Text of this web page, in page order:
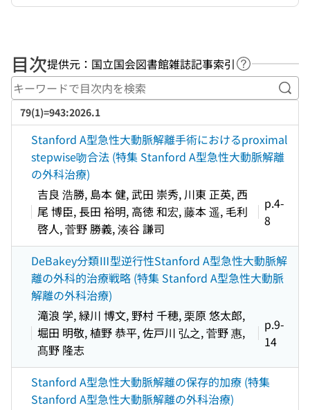
目次提供元：国立国会図書館雑誌記事索引 ヘルプペー
キ
79(1)=943:2026.1
Stanford A型急性大動脈解離手術におけるproximal
stepwise吻合法 (特集 Stanford A型急性大動脈解離
の外科治療)
吉良 浩勝, 島本 健, 武田 崇秀, 川東 正英, 西
尾 博臣, 長田 裕明, 高徳 和宏, 藤本 遥, 毛利
啓人, 菅野 勝義, 湊谷 謙司
p.4-
8
DeBakey分類Ⅲ型逆行性Stanford A型急性大動脈解
離の外科的治療戦略 (特集 Stanford A型急性大動脈
解離の外科治療)
滝浪 学, 緑川 博文, 野村 千穂, 栗原 悠太郎,
堀田 明敬, 植野 恭平, 佐戸川 弘之, 菅野 惠,
髙野 隆志
p.9-
14
Stanford A型急性大動脈解離の保存的加療 (特集
Stanford A型急性大動脈解離の外科治療)